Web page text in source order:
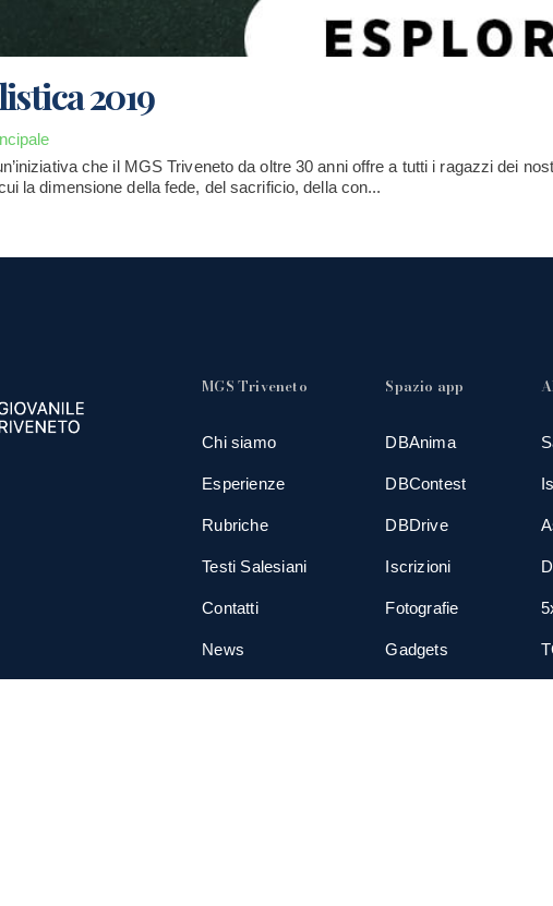
2019
che il MGS Triveneto da oltre 30 anni offre a tutti i ragazzi dei
la dimensione della fede, del sacrificio, della con...
MGS Triveneto
Chi siamo
Esperienze
Rubriche
Testi Salesiani
Contatti
News
Spazio app
DBAnima
DBContest
DBDrive
Iscrizioni
Fotografie
Gadgets